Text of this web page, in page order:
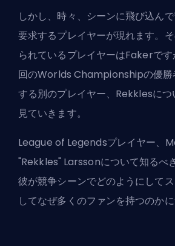
しかし、時々、シーンに飛び込んで
要求するプレイヤーが現れます。
られているプレイヤーはFakerで
回のWorlds Championshipの優勝
する別のプレイヤー、Rekklesにつ
見ていきます。
League of Legendsプレイヤー、
"Rekkles" Larssonについて知るべ
彼が競争シーンでどのようにして
してなぜ多くのファンを持つのかに